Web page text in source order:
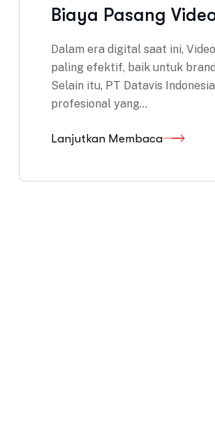
Biaya Pasang
Dalam era digital saat ini,
paling efektif, baik untuk
Selain itu, PT Datavis
profesional yang…
Lanjutkan Membaca